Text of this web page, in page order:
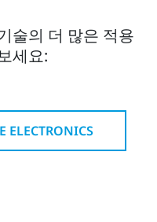
술의 더 많은 적용
세요:
ELECTRONICS